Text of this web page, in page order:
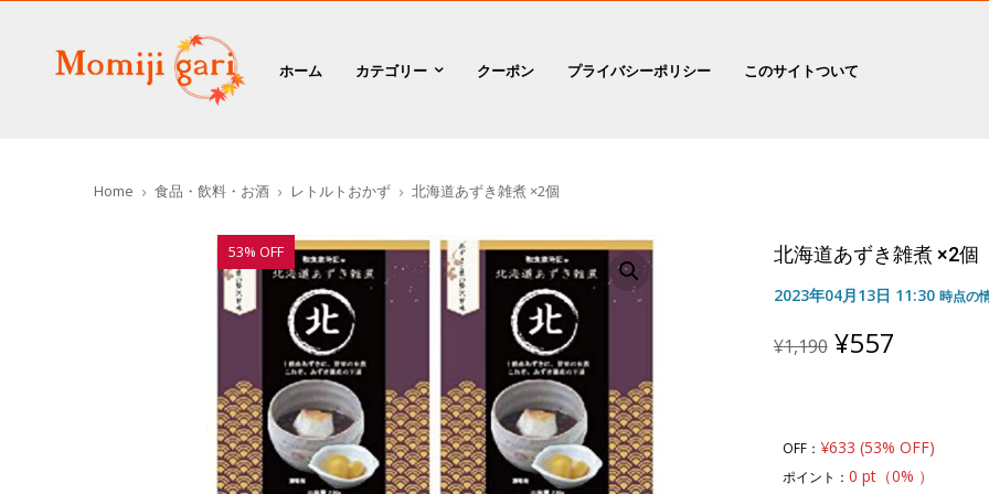
ホーム カテゴリー クーポン プライバシーポリシー このサイトついて
Home 食品・飲料・お酒 レトルトおかず 北海道あずき雑煮 ×2個
53% OFF 北海道あずき雑煮 ×2個
2023年04月13日 11:30 時点の
¥1,190 Original
price
¥557
OFF： ¥633 (53% OFF)
ポイント： 0 pt（0% ）